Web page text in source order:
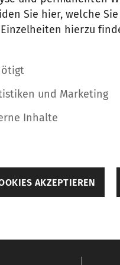
und
Informationen
Sie hier, welche
hierzu
und Marketing
Inhalte
Cookies helfen
AKZEPTIEREN